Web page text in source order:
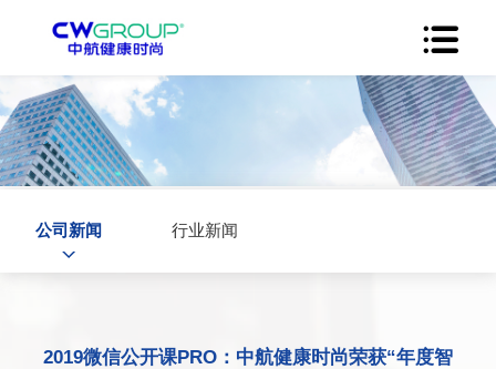
公司新闻 行业新闻
2019微信公开课PRO：中航健康时尚荣获“年度智